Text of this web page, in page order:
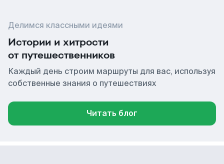
Делимся классными идеями
Истории и хитрости
от путешественников
Каждый день строим маршруты для вас, используя
собственные знания о путешествиях
Читать блог